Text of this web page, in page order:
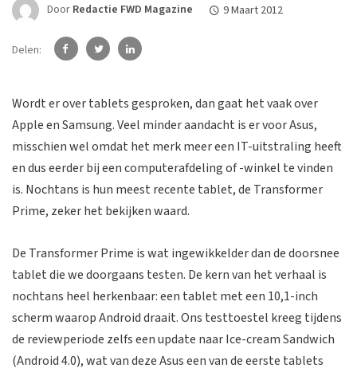
Door Redactie FWD Magazine 9 Maart 2012
Delen:
Wordt er over tablets gesproken, dan gaat het vaak over
Apple en Samsung. Veel minder aandacht is er voor Asus,
misschien wel omdat het merk meer een IT-uitstraling heeft
en dus eerder bij een computerafdeling of -winkel te vinden
is. Nochtans is hun meest recente tablet, de Transformer
Prime, zeker het bekijken waard.
De Transformer Prime is wat ingewikkelder dan de doorsnee
tablet die we doorgaans testen. De kern van het verhaal is
nochtans heel herkenbaar: een tablet met een 10,1-inch
scherm waarop Android draait. Ons testtoestel kreeg tijdens
de reviewperiode zelfs een update naar Ice-cream Sandwich
(Android 4.0), wat van deze Asus een van de eerste tablets